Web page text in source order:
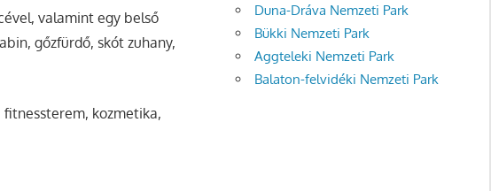
valamint egy belső
gőzfürdő, skót zuhany,
kozmetika,
Duna-Dráva Nemzeti Park
Bükki Nemzeti Park
Aggteleki Nemzeti Park
Balaton-felvidéki Nemzeti Park